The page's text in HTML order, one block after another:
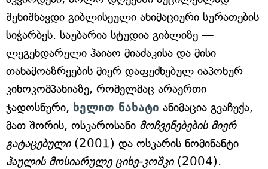
შენიშნავდი გიბლისეული ანიმაციური სურათების
სიჭარბეს. საუბარია სტუდია გიბლიზე —
ლეგენდარული ჰაიაო მიაძაკისა და მისი
თანამოაზრეების მიერ დაფუძნებულ იაპონურ
კინოკომპანიაზე, რომელმაც არაერთი
ჯადოსნური, ხელით ნახატი ანიმაცია გვაჩუქა,
მათ შორის, ოსკაროსანი მოჩვენებების მიერ
გატაცებული(2001) და ოსკარის ნომინანტი
ჰაულის მოსიარულე ციხე-კოშკი(2004).